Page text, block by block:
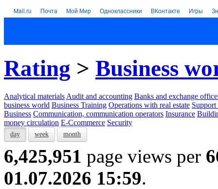
Mail.ru Почта Мой Мир Одноклассники ВКонтакте Игры
Rating > Business
Analytical materials Audit and accounting Banks and exchange
business world Business Training Operations with real estate Support
Business Communication, communication operators Insurance
money circulation E-Ccommerce Security
day week month
6,425,951 page views per
01.07.2026 15:59.